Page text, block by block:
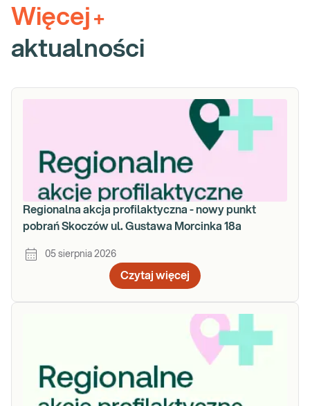
Więcej +
aktualności
Regionalna akcja profilaktyczna - nowy punkt
pobrań Skoczów ul. Gustawa Morcinka 18a
05 sierpnia 2026
Czytaj więcej